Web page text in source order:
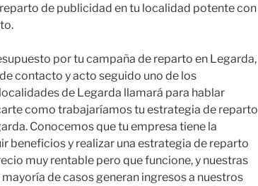
de publicidad en tu localidad potente con
por tu campaña de reparto en Legarda,
contacto y acto seguido uno de los
de Legarda llamará para hablar
como trabajaríamos tu estrategia de reparto
Conocemos que tu empresa tiene la
beneficios y realizar una estrategia de reparto
muy rentable pero que funcione, y nuestras
de casos generan ingresos a nuestros